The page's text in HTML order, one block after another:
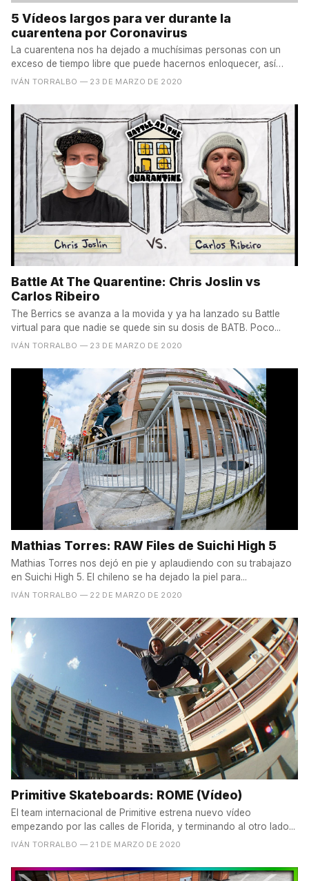
5 Vídeos largos para ver durante la
cuarentena por Coronavirus
La cuarentena nos ha dejado a muchísimas personas con un
exceso de tiempo libre que puede hacernos enloquecer, así
que...
IVÁN TORRALBO — 23 DE MARZO DE 2020
Battle At The Quarentine: Chris Joslin vs
Carlos Ribeiro
The Berrics se avanza a la movida y ya ha lanzado su Battle
virtual para que nadie se quede sin su dosis de BATB. Poco...
IVÁN TORRALBO — 23 DE MARZO DE 2020
Mathias Torres: RAW Files de Suichi High 5
Mathias Torres nos dejó en pie y aplaudiendo con su trabajazo
en Suichi High 5. El chileno se ha dejado la piel para...
IVÁN TORRALBO — 22 DE MARZO DE 2020
Primitive Skateboards: ROME (Vídeo)
El team internacional de Primitive estrena nuevo vídeo
empezando por las calles de Florida, y terminando al otro lado...
IVÁN TORRALBO — 21 DE MARZO DE 2020